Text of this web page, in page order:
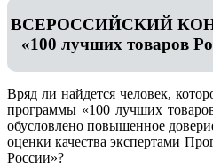
ВСЕРОССИЙСКИЙ
«100 лучших товаров
Вряд ли найдется человек,
программы «100 лучших
обусловлено повышенное
оценки качества экспертами
России»?